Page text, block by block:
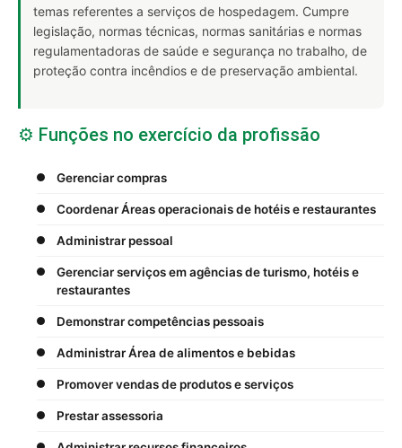
temas referentes a serviços de hospedagem. Cumpre
legislação, normas técnicas, normas sanitárias e normas
regulamentadoras de saúde e segurança no trabalho, de
proteção contra incêndios e de preservação ambiental.
⚙️ Funções no exercício da profissão
Gerenciar compras
Coordenar Áreas operacionais de hotéis e restaurantes
Administrar pessoal
Gerenciar serviços em agências de turismo, hotéis e
restaurantes
Demonstrar competências pessoais
Administrar Área de alimentos e bebidas
Promover vendas de produtos e serviços
Prestar assessoria